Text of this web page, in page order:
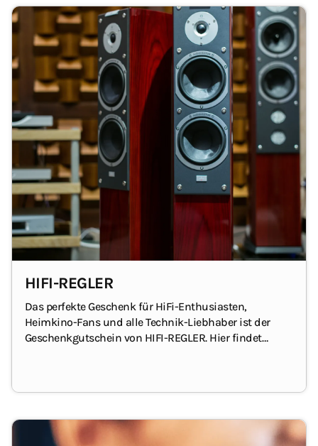
HIFI-REGLER
Das perfekte Geschenk für HiFi-Enthusiasten,
Heimkino-Fans und alle Technik-Liebhaber ist der
Geschenkgutschein von HIFI-REGLER. Hier findet